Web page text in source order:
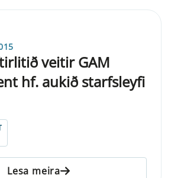
veitir GAM
hf. aukið starfsleyfi
Lesa meira